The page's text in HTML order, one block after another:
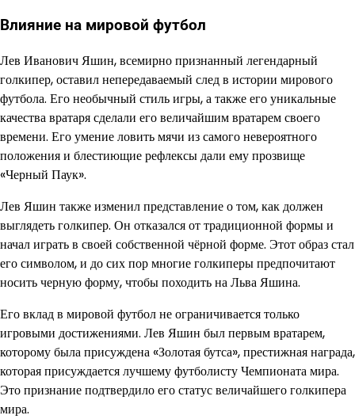
Влияние на мировой футбол
Лев Иванович Яшин, всемирно признанный легендарный
голкипер, оставил непередаваемый след в истории мирового
футбола. Его необычный стиль игры, а также его уникальные
качества вратаря сделали его величайшим вратарем своего
времени. Его умение ловить мячи из самого невероятного
положения и блестиющие рефлексы дали ему прозвище
«Черный Паук».
Лев Яшин также изменил представление о том, как должен
выглядеть голкипер. Он отказался от традиционной формы и
начал играть в своей собственной чёрной форме. Этот образ стал
его символом, и до сих пор многие голкиперы предпочитают
носить черную форму, чтобы походить на Льва Яшина.
Его вклад в мировой футбол не ограничивается только
игровыми достижениями. Лев Яшин был первым вратарем,
которому была присуждена «Золотая бутса», престижная награда,
которая присуждается лучшему футболисту Чемпионата мира.
Это признание подтвердило его статус величайшего голкипера
мира.